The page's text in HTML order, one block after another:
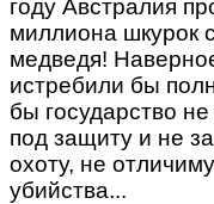
году Австралия
миллиона шкурок
медведя!
истребили бы
бы государство не
под защиту и не
охоту, не
убийства...